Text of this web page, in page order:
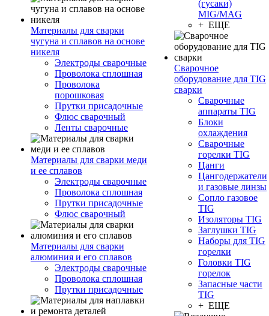
Материалы для сварки
чугуна и сплавов на основе
никеля
Электроды сварочные
Проволока сплошная
Проволока
порошковая
Прутки присадочные
Флюс сварочный
Ленты сварочные
Материалы для сварки меди
и ее сплавов
Электроды сварочные
Проволока сплошная
Прутки присадочные
Флюс сварочный
Материалы для сварки
алюминия и его сплавов
Электроды сварочные
Проволока сплошная
Прутки присадочные
(гусаки)
MIG/MAG
+ ЕЩЕ
Сварочное
оборудование для TIG
сварки
Сварочные
аппараты TIG
Блоки
охлаждения
Сварочные
горелки TIG
Цанги
Цангодержатели
и газовые линзы
Сопло газовое
TIG
Изоляторы TIG
Заглушки TIG
Наборы для TIG
горелки
Головки TIG
горелок
Запасные части
TIG
+ ЕЩЕ